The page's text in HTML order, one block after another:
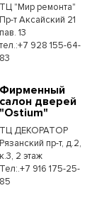
ТЦ "Мир ремонта"
Пр-т Аксайский 21
пав. 13
тел.:+7 928 155-64-
83
Фирменный
салон дверей
"Ostium"
ТЦ ДЕКОРАТОР
Рязанский пр-т, д.2,
к.3, 2 этаж
Тел:.+7 916 175-25-
85